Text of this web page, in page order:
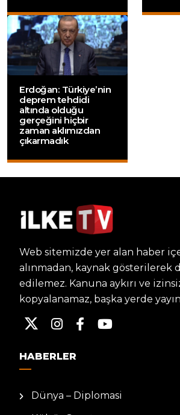
Erdoğan: Türkiye’nin
deprem tehdidi
altında olduğu
gerçeğini hiçbir
zaman aklımızdan
çıkarmadık
Web sitemizde yer alan haber
alınmadan, kaynak gösterilerek
edilemez. Kanuna aykırı ve
kopyalanamaz, başka yerde
HABERLER
Dünya – Diplomasi